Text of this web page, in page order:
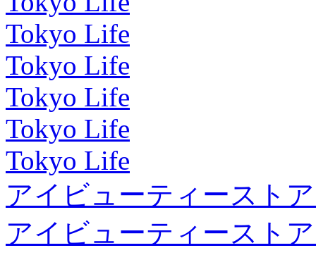
Tokyo Life
Tokyo Life
Tokyo Life
Tokyo Life
Tokyo Life
アイビューティースト
アイビューティースト